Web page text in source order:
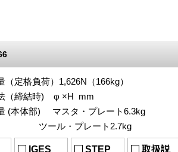
（定格負荷）1,626N（166kg）
（締結時) φ ×H mm
(本体部) マスタ・プレート6.3kg
ル・プレート2.7kg
IGES STEP
取扱説